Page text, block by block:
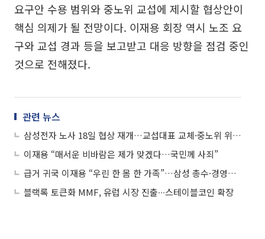
요구안 수용 범위와 중노위 교섭에 제시할 협상안이
핵심 의제가 될 전망이다. 이재용 회장 역시 노조 요
구와 교섭 경과 등을 보고받고 대응 방향을 점검 중인
것으로 전해졌다.
관련 뉴스
삼성전자 노사 18일 협상 재개…교섭대표 교체·중노위 위원장 직접 참관
이재용 “매서운 비바람은 제가 맞겠다…국민께 사죄”
급거 귀국 이재용 “우린 한 몸 한 가족”…삼성 총수·경영진, 노조에 잇단 대화 손짓
블랙록 토큰화 MMF, 유럽 시장 진출∙∙∙스테이블코인 확장